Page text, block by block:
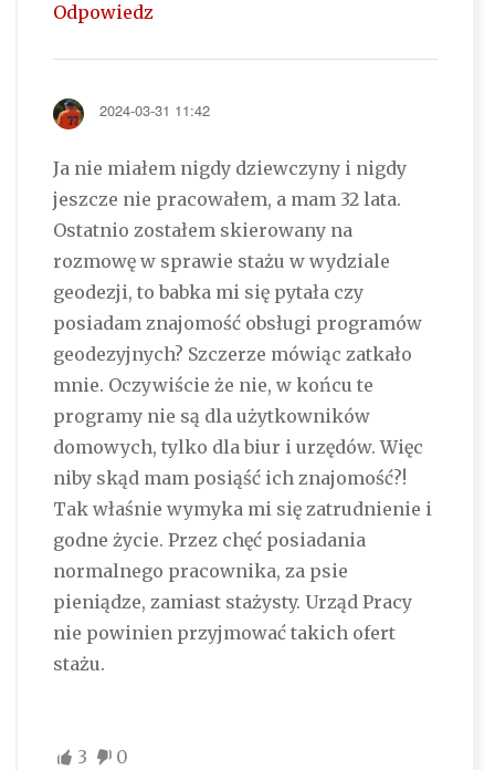
Odpowiedz
2024-03-31 11:42
Ja nie miałem nigdy dziewczyny i nigdy
jeszcze nie pracowałem, a mam 32 lata.
Ostatnio zostałem skierowany na
rozmowę w sprawie stażu w wydziale
geodezji, to babka mi się pytała czy
posiadam znajomość obsługi programów
geodezyjnych? Szczerze mówiąc zatkało
mnie. Oczywiście że nie, w końcu te
programy nie są dla użytkowników
domowych, tylko dla biur i urzędów. Więc
niby skąd mam posiąść ich znajomość?!
Tak właśnie wymyka mi się zatrudnienie i
godne życie. Przez chęć posiadania
normalnego pracownika, za psie
pieniądze, zamiast stażysty. Urząd Pracy
nie powinien przyjmować takich ofert
stażu.
3
0